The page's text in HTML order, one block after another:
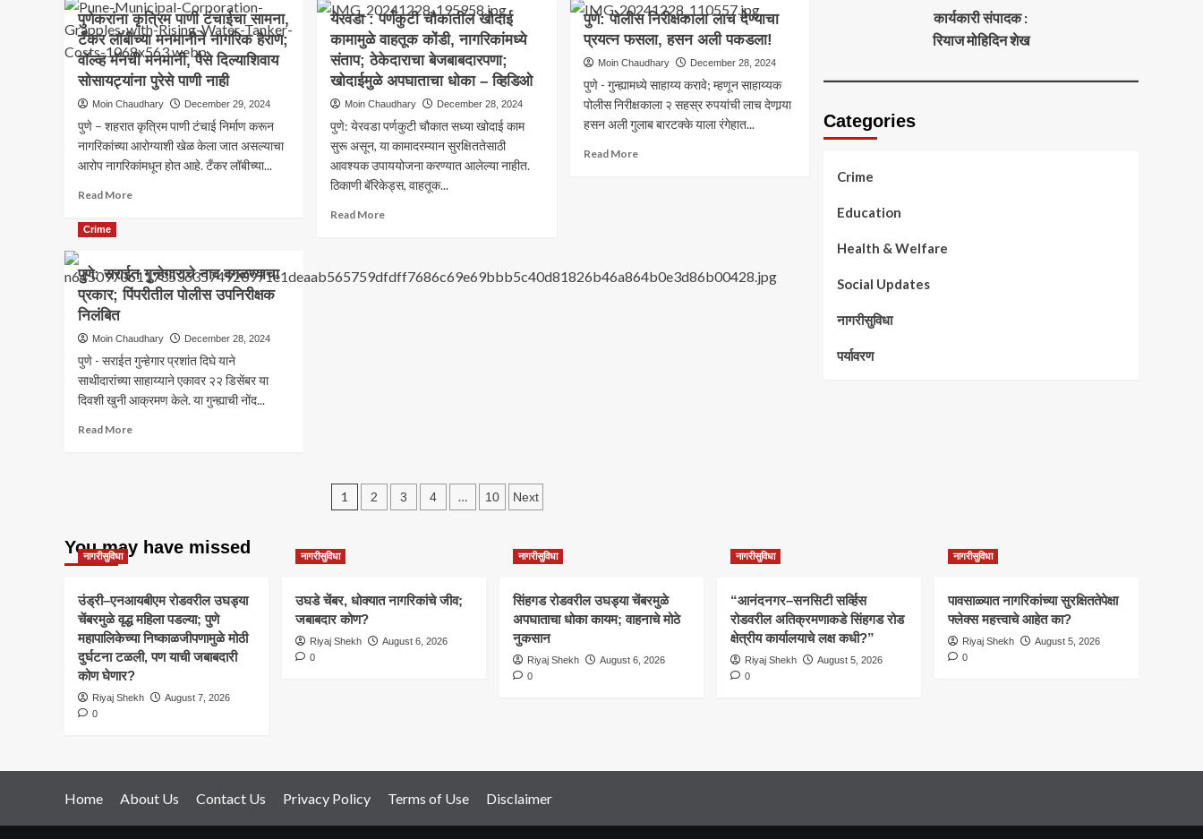
धोक्यात”
माहितीच्या
अधिकारातून
धक्कादायक
सत्य
पुणे:
गुप्त
माहितीच्या
आधारे
पोलिसांचा
तिघांना
अटक
हुक्क्याचा
साठाही
केंद्र
सरकारचा
मोठा
निर्णय;
1
होणार
या
लोकांचे
रेशन
बंद
पुणे:
प्रेमाच्या
जाळ्यात
ओढून
शिक्षिकेने
केला
अत्याचार;
पॉक्सो
गुन्हा
पुणेकरांना कृत्रिम पाणी टंचाईचा सामना,
टँकर लॉबीच्या मनमानीने नागरिक हैराण;
वॉल्व्ह मॅनची मनमानी, पैसे दिल्याशिवाय
सोसायट्यांना पुरेसे पाणी नाही
Moin Chaudhary December 29, 2024
पुणे – शहरात कृत्रिम पाणी टंचाई निर्माण करून
नागरिकांच्या आरोग्याशी खेळ केला जात असल्याचा
आरोप नागरिकांमधून होत आहे. टँकर लॉबीच्या...
Read MoreRead
पाणी
टंचाईचा
लॉबीच्या
मनमानीने
नागरिक
हैराण;
मॅनची
नाही
येरवडा : पर्णकुटी चौकातील खोदाई
कामामुळे वाहतूक कोंडी, नागरिकांमध्ये
संताप; ठेकेदाराचा बेजबाबदारपणा;
खोदाईमुळे अपघाताचा धोका – व्हिडिओ
Moin Chaudhary December 28, 2024
पुणे: येरवडा पर्णकुटी चौकात सध्या खोदाई काम
सुरू असून, या कामादरम्यान सुरक्षिततेसाठी
आवश्यक उपाययोजना करण्यात आलेल्या नाहीत.
ठिकाणी बॅरिकेड्स, वाहतूक...
Read MoreRead
:
अपघाताचा
धोका
पुणे: पोलीस निरीक्षकाला लाच देण्याचा
प्रयत्न फसला, हसन अली पकडला!
Moin Chaudhary December 28, 2024
पुणे - गुन्ह्यामध्ये साहाय्य करावे; म्हणून साहाय्यक
पोलीस निरीक्षकाला २ सहस्र रुपयांची लाच देणार्‍या
हसन अली गुलाब बारटक्के याला रंगेहात...
Read MoreRead
देण्याचा
Crime
पुणे: सराईत गुन्हेगाराचे नाव वगळण्याचा
प्रकार; पिंपरीतील पोलीस उपनिरीक्षक
निलंबित
Moin Chaudhary December 28, 2024
पुणे - सराईत गुन्हेगार प्रशांत दिघे याने
साथीदारांच्या साहाय्याने एकावर २२ डिसेंबर या
दिवशी खुनी आक्रमण केले. या गुन्ह्याची नोंद...
Read MoreRead
वगळण्याचा
पोलीस
उपनिरीक्षक
निलंबित
Posts
1 2 3 4 … 10 Next
कार्यकारी संपादक :
रियाज मोहिदिन शेख
Categories
Crime
Education
Health & Welfare
Social Updates
नागरीसुविधा
पर्यावरण
You may have missed
नागरीसुविधा
उंड्री–एनआयबीएम रोडवरील उघड्या
चेंबरमुळे वृद्ध महिला पडल्या; पुणे
महापालिकेच्या निष्काळजीपणामुळे मोठी
दुर्घटना टळली, पण याची जबाबदारी
कोण घेणार?
Riyaj Shekh
August 7, 2026
0
नागरीसुविधा
उघडे चेंबर, धोक्यात नागरिकांचे जीव;
जबाबदार कोण?
Riyaj Shekh
August 6, 2026
0
नागरीसुविधा
सिंहगड रोडवरील उघड्या चेंबरमुळे
अपघाताचा धोका कायम; वाहनाचे मोठे
नुकसान
Riyaj Shekh
August 6, 2026
0
नागरीसुविधा
“आनंदनगर–सनसिटी सर्व्हिस
रोडवरील अतिक्रमणाकडे सिंहगड रोड
क्षेत्रीय कार्यालयाचे लक्ष कधी?”
Riyaj Shekh
August 5, 2026
0
नागरीसुविधा
पावसाळ्यात नागरिकांच्या सुरक्षिततेपेक्षा
फ्लेक्स महत्त्वाचे आहेत का?
Riyaj Shekh
August 5, 2026
0
Home About Us Contact Us Privacy Policy Terms of Use Disclaimer